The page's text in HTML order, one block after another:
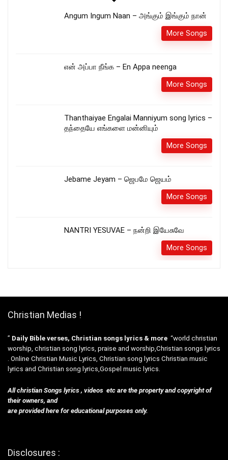
Angum Ingum Naan – அங்கும் இங்கும் நான்
More Songs
என் அப்பா நீங்க – En Appa neenga
More Songs
Thanthaiyae Engalai Manniyum song lyrics –
தந்தையே எங்களை மன்னியும்
More Songs
Jebame Jeyam – ஜெபமே ஜெயம்
More Songs
NANTRI YESUVAE – நன்றி இயேசுவே
More Songs
Christian Medias !
” Daily Bible verses, Christian songs lyrics & more “world christian
worship, christian song lyrics, praise and worship,Christian songs lyrics
. Online Christian Music Lyrics, Christian song lyrics Christian music
lyrics and Christian song lyrics,Gospel music lyrics.
All christian Songs lyrics , videos etc are the property and copyright of
their owners, and
are provided here for educational purposes only.
Disclosures :